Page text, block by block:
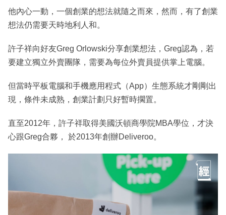
他內心一動，一個創業的想法就隨之而來，然而，有了創業
想法仍需要天時地利人和。
許子祥向好友Greg Orlowski分享創業想法，Greg認為，若
要建立獨立外賣團隊，需要為每位外賣員提供掌上電腦。
但當時平板電腦和手機應用程式（App）生態系統才剛剛出
現，條件未成熟，創業計劃只好暫時擱置。
直至2012年，許子祥取得美國沃頓商學院MBA學位，才決
心跟Greg合夥， 於2013年創辦Deliveroo。